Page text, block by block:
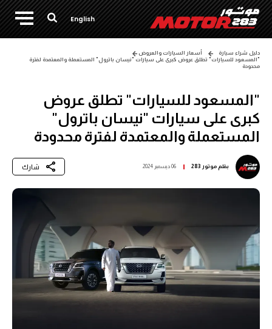
English
دليل شراء سيارة
أسعار السيارات والعروض
"المسعود للسيارات" تطلق عروض كبرى على سيارات "نيسان باترول" المستعملة والمعتمدة لفترة
محدودة
"المسعود للسيارات" تطلق عروض
كبرى على سيارات "نيسان باترول"
المستعملة والمعتمدة لفترة محدودة
بقلمموتور 283 06 ديسمبر 2024 شارك